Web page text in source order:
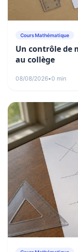
Cours Mathématique
Un contrôle de
au collège
08/08/2026•0 min